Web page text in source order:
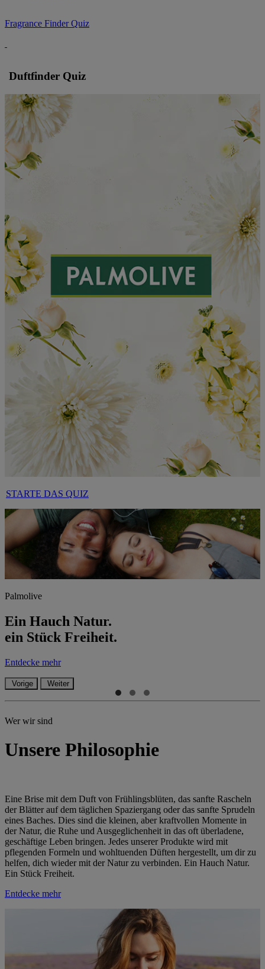
Fragrance Finder Quiz
Duftfinder Quiz
STARTE DAS QUIZ
Palmolive
Ein Hauch Natur.
ein Stück Freiheit.
Entdecke mehr
Vorige Weiter
Wer wir sind
Unsere Philosophie
Eine Brise mit dem Duft von Frühlingsblüten, das sanfte Rascheln
der Blätter auf dem täglichen Spaziergang oder das sanfte Sprudeln
eines Baches. Dies sind die kleinen, aber kraftvollen Momente in
der Natur, die Ruhe und Ausgeglichenheit in das oft überladene,
geschäftige Leben bringen. Jedes unserer Produkte wird mit
pflegenden Formeln und wohltuenden Düften hergestellt, um dir zu
helfen, dich wieder mit der Natur zu verbinden. Ein Hauch Natur.
Ein Stück Freiheit.
Entdecke mehr